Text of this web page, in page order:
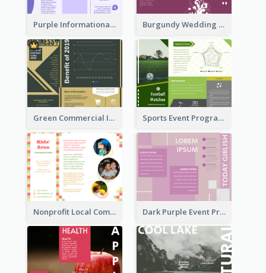
Purple Informational Tri Fold Brochure Burgundy Wedding Theme Tri Fold Brochure
Green Commercial Informational Tri Fold Brochure Sports Event Program Informational Tri Fold Brochure
Nonprofit Local Community Tri Fold Brochure Dark Purple Event Program Tri Fold Brochure